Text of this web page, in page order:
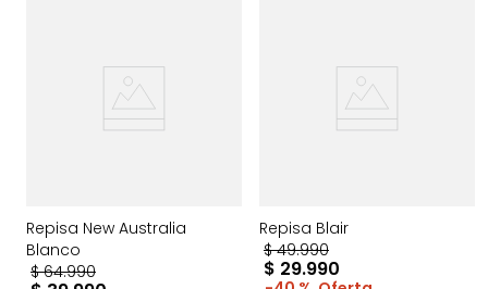
Repisa New Australia
Blanco
$ 64.990
Repisa Blair
$ 49.990
$ 29.990